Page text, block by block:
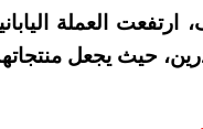
العملة
حيث يجعل